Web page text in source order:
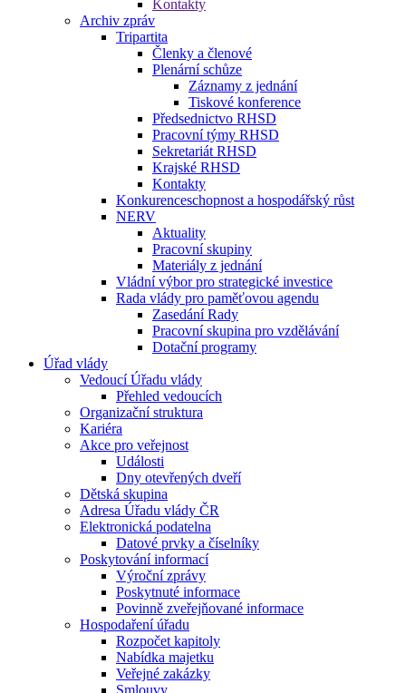
Kontakty
Archiv zpráv
Tripartita
Členky a členové
Plenární schůze
Záznamy z jednání
Tiskové konference
Předsednictvo RHSD
Pracovní týmy RHSD
Sekretariát RHSD
Krajské RHSD
Kontakty
Konkurenceschopnost a hospodářský růst
NERV
Aktuality
Pracovní skupiny
Materiály z jednání
Vládní výbor pro strategické investice
Rada vlády pro paměťovou agendu
Zasedání Rady
Pracovní skupina pro vzdělávání
Dotační programy
Úřad vlády
Vedoucí Úřadu vlády
Přehled vedoucích
Organizační struktura
Kariéra
Akce pro veřejnost
Události
Dny otevřených dveří
Dětská skupina
Adresa Úřadu vlády ČR
Elektronická podatelna
Datové prvky a číselníky
Poskytování informací
Výroční zprávy
Poskytnuté informace
Povinně zveřejňované informace
Hospodaření úřadu
Rozpočet kapitoly
Nabídka majetku
Veřejné zakázky